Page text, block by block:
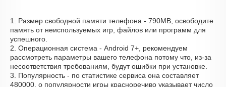
1. Размер свободной памяти телефона - 790MB, освободите
память от неиспользуемых игр, файлов или программ для
успешного.
2. Операционная система - Android 7+, рекомендуем
рассмотреть параметры вашего телефона потому что, из-за
несоответствия требованиям, будут ошибки при установке.
3. Популярность - по статистике сервиса она составляет
480000, о популярности игры красноречиво указывает число